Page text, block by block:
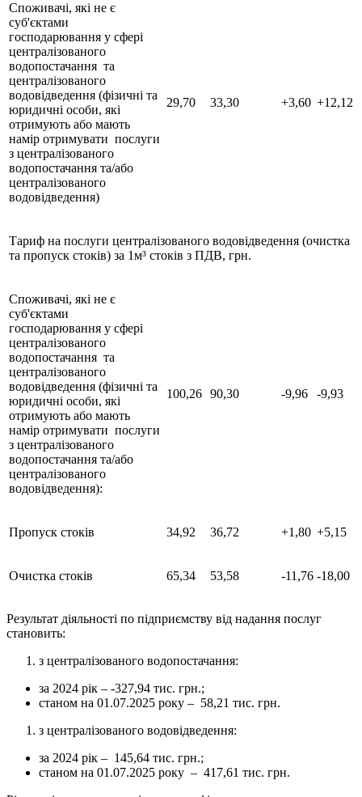
Споживачі, які не є
суб'єктами
господарювання у сфері
централізованого
водопостачання та
централізованого
водовідведення (фізичні та
юридичні особи, які
отримують або мають
намір отримувати послуги
з централізованого
водопостачання та/або
централізованого
водовідведення)
29,70 33,30 +3,60 +12,12
Тариф на послуги централізованого водовідведення (очистка
та пропуск стоків) за 1м³ стоків з ПДВ, грн.
Споживачі, які не є
суб'єктами
господарювання у сфері
централізованого
водопостачання та
централізованого
водовідведення (фізичні та
юридичні особи, які
отримують або мають
намір отримувати послуги
з централізованого
водопостачання та/або
централізованого
водовідведення):
100,26 90,30 -9,96 -9,93
Пропуск стоків 34,92 36,72 +1,80 +5,15
Очистка стоків 65,34 53,58 -11,76 -18,00
Результат діяльності по підприємству від надання послуг
становить:
з централізованого водопостачання:
за 2024 рік – -327,94 тис. грн.;
станом на 01.07.2025 року – 58,21 тис. грн.
з централізованого водовідведення:
за 2024 рік – 145,64 тис. грн.;
станом на 01.07.2025 року – 417,61 тис. грн.